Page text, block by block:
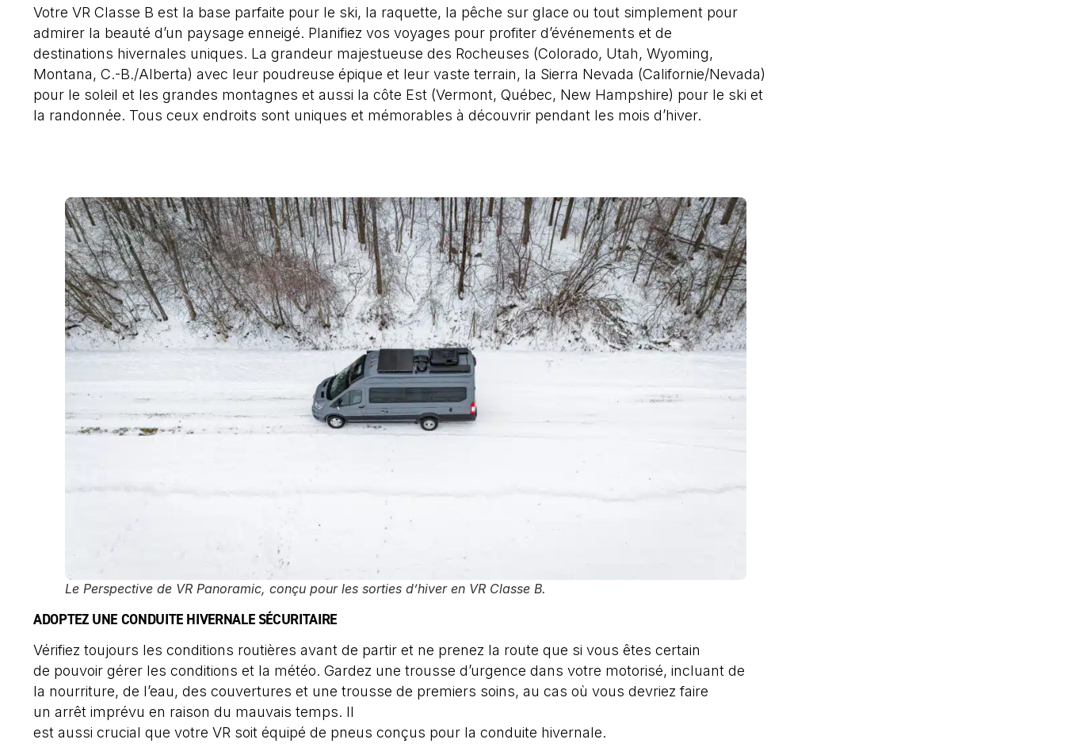
Votre VR Classe B est la base parfaite pour le ski, la raquette, la pêche sur glace ou tout simplement pour
admirer la beauté d’un paysage enneigé. Planifiez vos voyages pour profiter d’événements et de
destinations hivernales uniques. La grandeur majestueuse des Rocheuses (Colorado, Utah, Wyoming,
Montana, C.-B./Alberta) avec leur poudreuse épique et leur vaste terrain, la Sierra Nevada (Californie/Nevada)
pour le soleil et les grandes montagnes et aussi la côte Est (Vermont, Québec, New Hampshire) pour le ski et
la randonnée. Tous ceux endroits sont uniques et mémorables à découvrir pendant les mois d’hiver.
Le Perspective de VR Panoramic, conçu pour les sorties d’hiver en VR Classe B.
ADOPTEZ UNE CONDUITE HIVERNALE SÉCURITAIRE
Vérifiez toujours les conditions routières avant de partir et ne prenez la route que si vous êtes certain
de pouvoir gérer les conditions et la météo. Gardez une trousse d’urgence dans votre motorisé, incluant de
la nourriture, de l’eau, des couvertures et une trousse de premiers soins, au cas où vous devriez faire
un arrêt imprévu en raison du mauvais temps. Il
est aussi crucial que votre VR soit équipé de pneus conçus pour la conduite hivernale.